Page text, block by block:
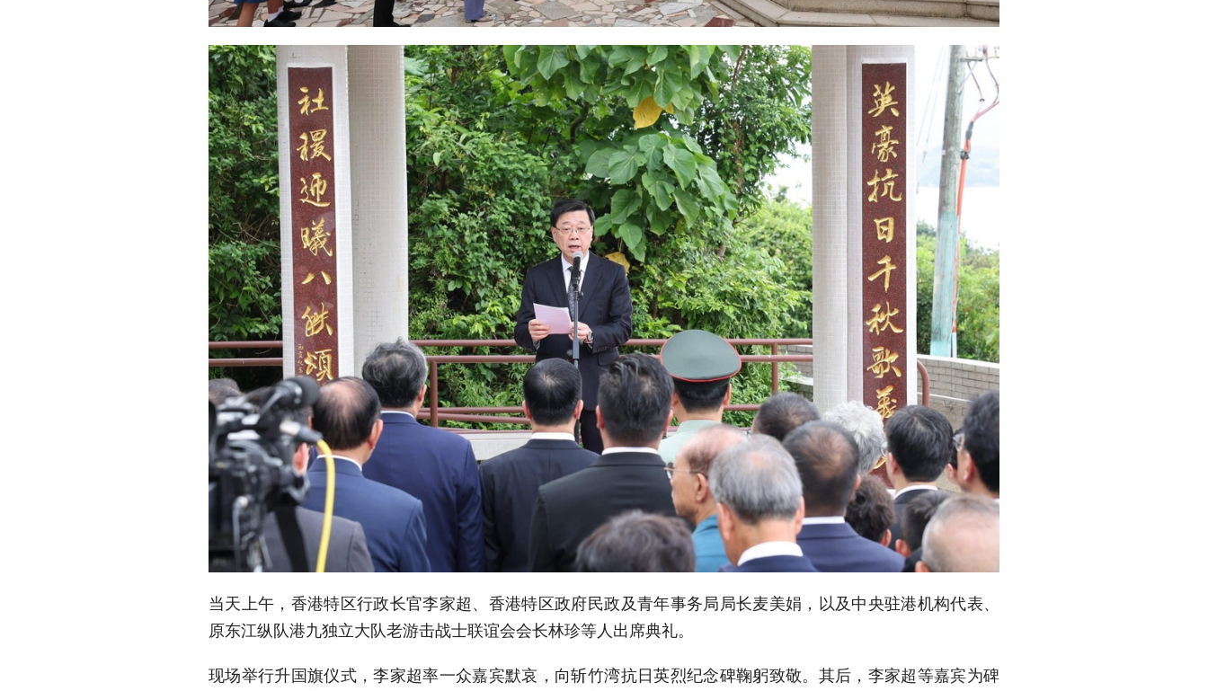
当天上午，香港特区行政长官李家超、香港特区政府民政及青年事务局局长麦美娟，以及中央驻港机构代表、
原东江纵队港九独立大队老游击战士联谊会会长林珍等人出席典礼。
现场举行升国旗仪式，李家超率一众嘉宾默哀，向斩竹湾抗日英烈纪念碑鞠躬致敬。其后，李家超等嘉宾为碑